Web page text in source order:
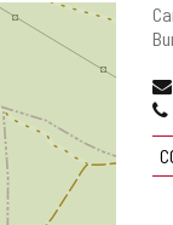
de